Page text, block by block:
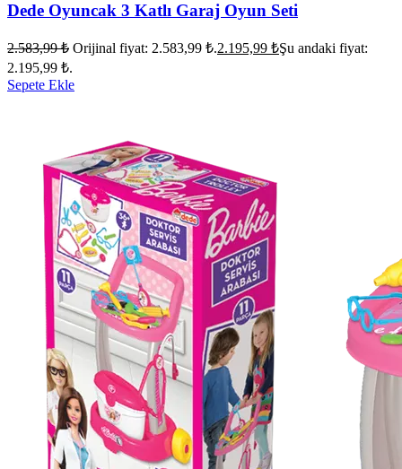
Dede Oyuncak 3 Katlı Garaj Oyun Seti
2.583,99₺ Orijinal fiyat: 2.583,99 ₺.2.195,99 ₺Şu andaki fiyat:
2.195,99 ₺.
Sepete Ekle